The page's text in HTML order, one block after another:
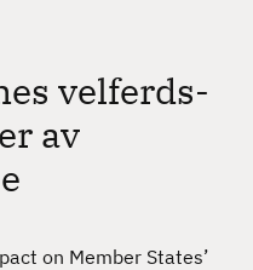
velferds-
av
on Member States’